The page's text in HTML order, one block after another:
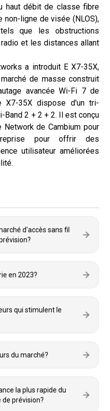
haut débit de classe fibre
ligne de visée (NLOS),
que les obstructions
et les distances allant
a introduit E X7-35X,
de masse construit
avancée Wi-Fi 7 de
X7-35X dispose d'un tri-
Band 2 + 2 + 2. Il est conçu
de Cambium pour
pour offrir des
utilisateur améliorées
d'accès sans fil
en 2023?
qui stimulent le
du marché?
la plus rapide du
prévision?